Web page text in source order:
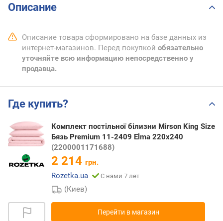
Описание
Описание товара сформировано на базе данных из
интернет-магазинов. Перед покупкой обязательно
уточняйте всю информацию непосредственно у
продавца.
Где купить?
Комплект постільної білизни Mirson King Size
Бязь Premium 11-2409 Elma 220х240
(2200001171688)
2 214 грн.
Rozetka.ua
С нами 7 лет
(Киев)
Перейти в магазин